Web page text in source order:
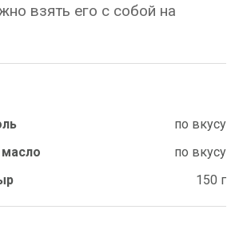
взять его с собой на
по вкусу
по вкусу
150 г